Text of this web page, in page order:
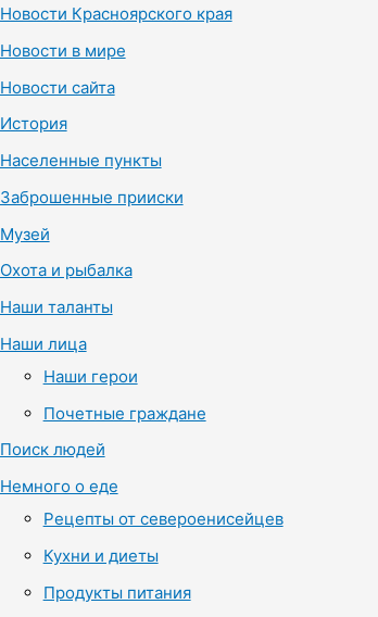
Новости Красноярского края
Новости в мире
Новости сайта
История
Населенные пункты
Заброшенные прииски
Музей
Охота и рыбалка
Наши таланты
Наши лица
Наши герои
Почетные граждане
Поиск людей
Немного о еде
Рецепты от североенисейцев
Кухни и диеты
Продукты питания